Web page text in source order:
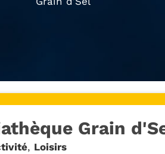
Grain
, Loisirs